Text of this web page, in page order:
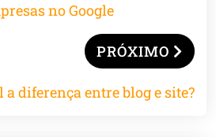
no Google
PRÓXIMO
a diferença entre blog e site?